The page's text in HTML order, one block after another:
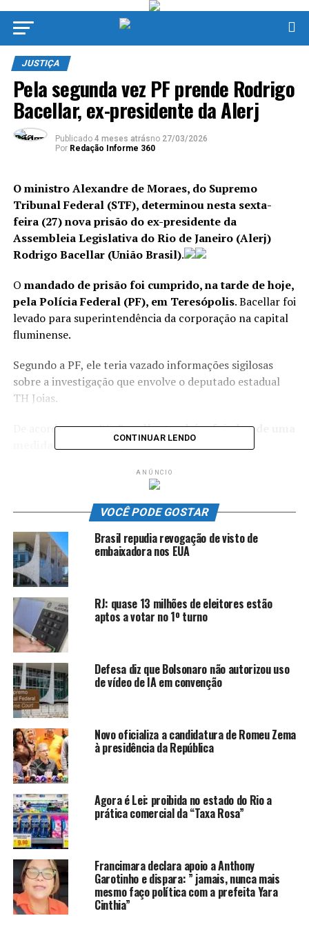
JUSTIÇA
Pela segunda vez PF prende Rodrigo
Bacellar, ex-presidente da Alerj
Publicado 4 meses atrásno 27/03/2026
Por Redação Informe 360
O ministro Alexandre de Moraes, do Supremo
Tribunal Federal (STF), determinou nesta sexta-
feira (27) nova prisão do ex-presidente da
Assembleia Legislativa do Rio de Janeiro (Alerj)
Rodrigo Bacellar (União Brasil).
O mandado de prisão foi cumprido, na tarde de hoje,
pela Polícia Federal (PF), em Teresópolis. Bacellar foi
levado para superintendência da corporação na capital
fluminense.
Segundo a PF, ele teria vazado informações sigilosas
sobre a investigação que envolve o deputado estadual
TH Joias.
De acordo com a PF,Bacellar também foi alvo de uma
medida de busca e apreensão.
A corporação também informou que a prisão e a buscas
foram determinadas na Arguição de Descumprimento de
Preceito Fundamental (ADPF) nº 635, mais conhecida
como ADPF das Favelas. Além de estabelecer medidas
para o enfrentamento da letalidade policial no Rio, o
processo investiga a ligação de grupos criminosos com
agentes públicos.
ANÚNCIO
Bacellarhavia sido preso em dezembro do ano
passado, mas, dias depois, uma votação da Assembleia
Legislativa do Estado do Rio de Janeiro
(Alerj)determinou a soltura dele
ministro Alexandre de Moraes expediu o mandado de
soltura de Bacellar.
Matéria em atualização.
Agencia Brasil
CONTINUAR LENDO
ANÚNCIO
VOCÊ PODE GOSTAR
Brasil repudia revogação de visto de
embaixadora nos EUA
RJ: quase 13 milhões de eleitores estão
aptos a votar no 1º turno
Defesa diz que Bolsonaro não autorizou uso
de vídeo de IA em convenção
Novo oficializa a candidatura de Romeu Zema
à presidência da República
Agora é Lei: proibida no estado do Rio a
prática comercial da “Taxa Rosa”
Francimara declara apoio a Anthony
Garotinho e dispara: ” jamais, nunca mais
mesmo faço política com a prefeita Yara
Cinthia”